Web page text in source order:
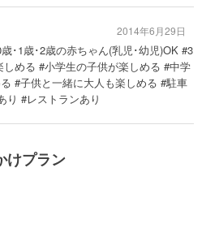
･1歳･2歳の赤ちゃん(乳児･幼児)OK #3
しめる #小学生の子供が楽しめる #中学
#子供と一緒に大人も楽しめる #駐車
り #レストランあり
2014年6月29日
けプラン